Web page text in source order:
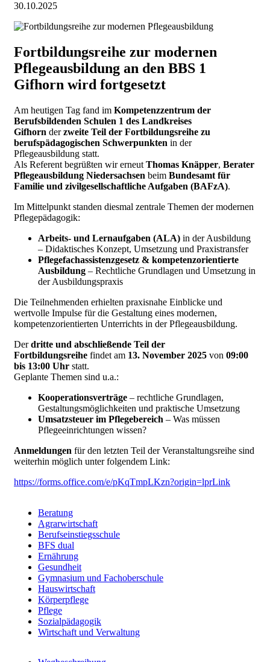
30.10.2025
Fortbildungsreihe zur modernen
Pflegeausbildung an den BBS 1
Gifhorn wird fortgesetzt
Am heutigen Tag fand im Kompetenzzentrum der
Berufsbildenden Schulen 1 des Landkreises
Gifhorn derzweite Teil der Fortbildungsreihe zu
berufspädagogischen Schwerpunkten in der
Pflegeausbildung statt.
Als Referent begrüßten wir erneut Thomas Knäpper, Berater
Pflegeausbildung Niedersachsen beim Bundesamt für
Familie und zivilgesellschaftliche Aufgaben (BAFzA).
Im Mittelpunkt standen diesmal zentrale Themen der modernen
Pflegepädagogik:
Arbeits- und Lernaufgaben (ALA) in der Ausbildung
– Didaktisches Konzept, Umsetzung und Praxistransfer
Pflegefachassistenzgesetz & kompetenzorientierte
Ausbildung – Rechtliche Grundlagen und Umsetzung in
der Ausbildungspraxis
Die Teilnehmenden erhielten praxisnahe Einblicke und
wertvolle Impulse für die Gestaltung eines modernen,
kompetenzorientierten Unterrichts in der Pflegeausbildung.
Derdritte und abschließende Teil der
Fortbildungsreihe findet am 13. November 2025 von 09:00
bis 13:00 Uhr statt.
Geplante Themen sind u.a.:
Kooperationsverträge – rechtliche Grundlagen,
Gestaltungsmöglichkeiten und praktische Umsetzung
Umsatzsteuer im Pflegebereich – Was müssen
Pflegeeinrichtungen wissen?
Anmeldungen für den letzten Teil der Veranstaltungsreihe sind
weiterhin möglich unter folgendem Link:
https://forms.office.com/e/pKqTmpLKzn?origin=lprLink
Berufsfelder
Beratung
Agrarwirtschaft
Berufseinstiegsschule
BFS dual
Ernährung
Gesundheit
Gymnasium und Fachoberschule
Hauswirtschaft
Körperpflege
Pflege
Sozialpädagogik
Wirtschaft und Verwaltung